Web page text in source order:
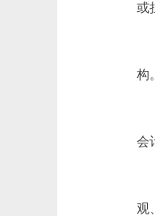
或
(
构。
(
会
(
观